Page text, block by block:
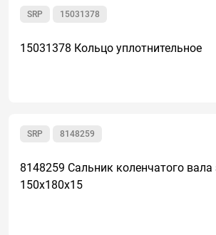
15031378
SRP
15031378 Кольцо уплотнительное
8148259
SRP
8148259 Сальник коленчатого вала
150х180х15